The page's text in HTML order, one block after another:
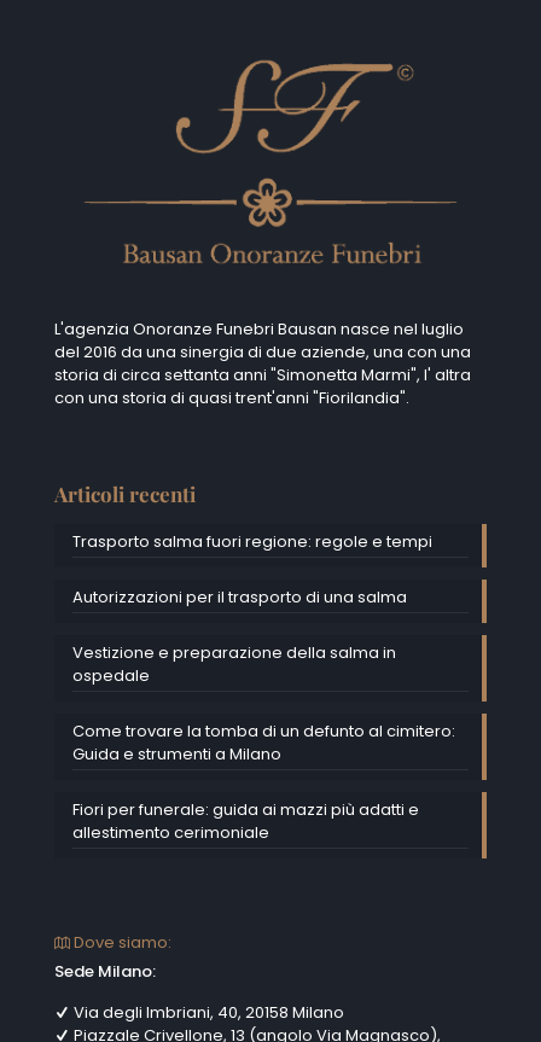
L'agenzia Onoranze Funebri Bausan nasce nel luglio
del 2016 da una sinergia di due aziende, una con una
storia di circa settanta anni "Simonetta Marmi", I' altra
con una storia di quasi trent'anni "Fiorilandia".
Articoli recenti
Trasporto salma fuori regione: regole e tempi
Autorizzazioni per il trasporto di una salma
Vestizione e preparazione della salma in
ospedale
Come trovare la tomba di un defunto al cimitero:
Guida e strumenti a Milano
Fiori per funerale: guida ai mazzi più adatti e
allestimento cerimoniale
Dove siamo:
Sede Milano:
Via degli Imbriani, 40, 20158 Milano
Piazzale Crivellone, 13 (angolo Via Magnasco),